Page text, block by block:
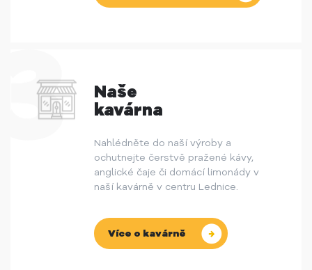
Naše
kavárna
Nahlédněte do naší výroby a
ochutnejte čerstvě pražené kávy,
anglické čaje či domácí limonády v
naší kavárně v centru Lednice.
Více o kavárně